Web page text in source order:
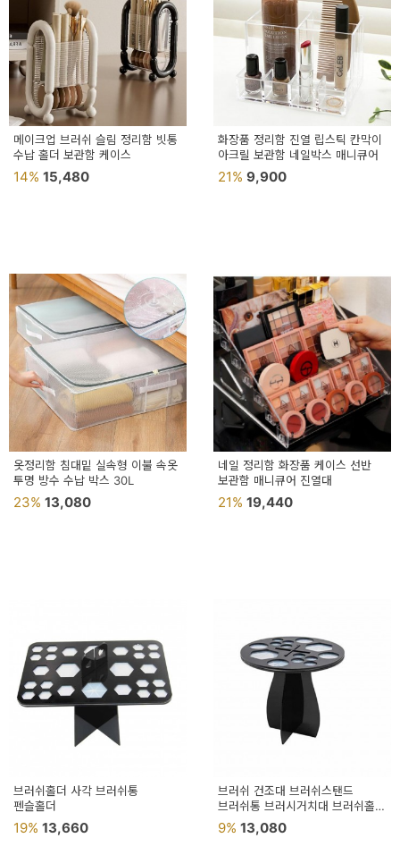
인
드
홈
데
코
수
트
모
자
이
타
일
기
N
트
기
획
메이크업 브러쉬 슬림 정리함 빗통
수납 홀더 보관함 케이스
14% 15,480
화장품 정리함 진열 립스틱 칸막이
아크릴 보관함 네일박스 매니큐어
21% 9,900
옷정리함 침대밑 실속형 이불 속옷
투명 방수 수납 박스 30L
23% 13,080
네일 정리함 화장품 케이스 선반
보관함 매니큐어 진열대
21% 19,440
브러쉬홀더 사각 브러쉬통
펜슬홀더
19% 13,660
브러쉬 건조대 브러쉬스탠드
브러쉬통 브러시거치대 브러쉬홀더
브러쉬정리함 부러쉬보관대
브러쉬꽂이 브
9% 13,080